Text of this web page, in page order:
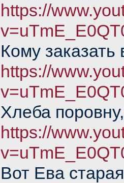
https://
Кому заказать
https://
Хлеба
https://
Вот Ева